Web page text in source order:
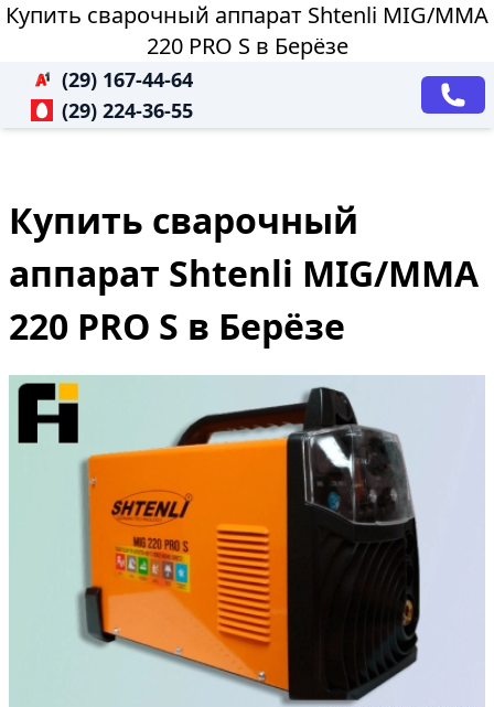
Купить сварочный аппарат Shtenli МIG/MMA
220 PRO S в Берёзе
(29) 167-44-64
(29) 224-36-55
Купить сварочный
аппарат Shtenli МIG/MMA
220 PRO S в Берёзе